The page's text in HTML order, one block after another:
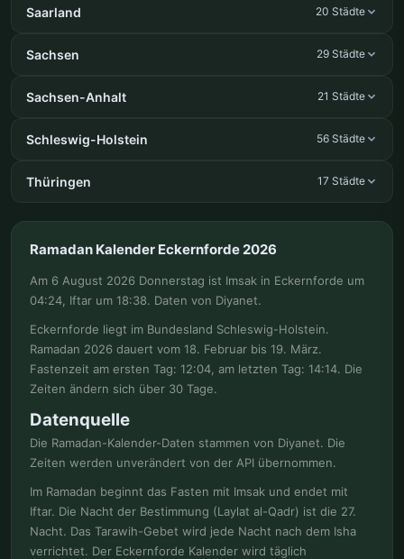
Saarland 20 Städte
Sachsen 29 Städte
Sachsen-Anhalt 21 Städte
Schleswig-Holstein 56 Städte
Thüringen 17 Städte
Ramadan Kalender Eckernforde 2026
Am 6 August 2026 Donnerstag ist Imsak in Eckernforde um
04:24, Iftar um 18:38. Daten von Diyanet.
Eckernforde liegt im Bundesland Schleswig-Holstein.
Ramadan 2026 dauert vom 18. Februar bis 19. März.
Fastenzeit am ersten Tag: 12:04, am letzten Tag: 14:14. Die
Zeiten ändern sich über 30 Tage.
Datenquelle
Die Ramadan-Kalender-Daten stammen von Diyanet. Die
Zeiten werden unverändert von der API übernommen.
Im Ramadan beginnt das Fasten mit Imsak und endet mit
Iftar. Die Nacht der Bestimmung (Laylat al-Qadr) ist die 27.
Nacht. Das Tarawih-Gebet wird jede Nacht nach dem Isha
verrichtet. Der Eckernforde Kalender wird täglich